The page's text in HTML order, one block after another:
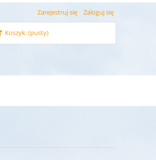
Zarejestruj się Zaloguj się
Koszyk:(pusty)